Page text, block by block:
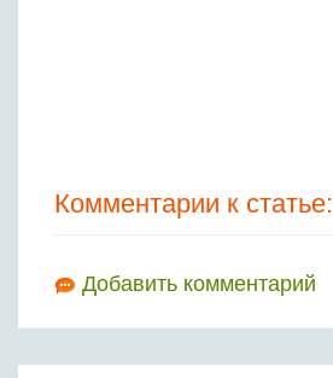
Комментарии к статье:
Добавить комментарий